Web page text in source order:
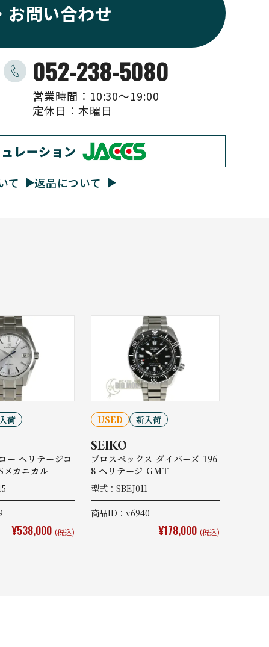
お問い合わせ
052-238-5080
営業時間：10:30〜19:00
定休日：木曜日
レーション
て 返品について
荷
ー ヘリテージコ
メカニカル
¥538,000 (税込)
USED 新入荷
SEIKO
プロスペックス ダイバーズ 196
8 ヘリテージ GMT
型式：SBEJ011
商品ID：v6940
¥178,000 (税込)